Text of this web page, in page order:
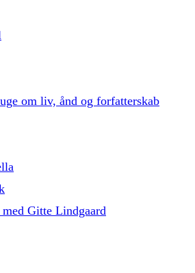
om liv, ånd og forfatterskab
Gitte Lindgaard